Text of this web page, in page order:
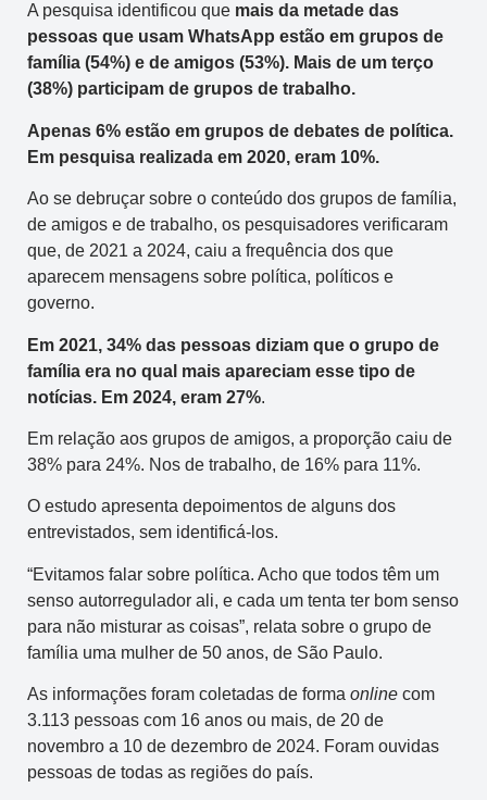
A pesquisa identificou que mais da metade das
pessoas que usam WhatsApp estão em grupos de
família (54%) e de amigos (53%). Mais de um terço
(38%) participam de grupos de trabalho.
Apenas 6% estão em grupos de debates de política.
Em pesquisa realizada em 2020, eram 10%.
Ao se debruçar sobre o conteúdo dos grupos de família,
de amigos e de trabalho, os pesquisadores verificaram
que, de 2021 a 2024, caiu a frequência dos que
aparecem mensagens sobre política, políticos e
governo.
Em 2021, 34% das pessoas diziam que o grupo de
família era no qual mais apareciam esse tipo de
notícias. Em 2024, eram 27%.
Em relação aos grupos de amigos, a proporção caiu de
38% para 24%. Nos de trabalho, de 16% para 11%.
O estudo apresenta depoimentos de alguns dos
entrevistados, sem identificá-los.
“Evitamos falar sobre política. Acho que todos têm um
senso autorregulador ali, e cada um tenta ter bom senso
para não misturar as coisas”, relata sobre o grupo de
família uma mulher de 50 anos, de São Paulo.
As informações foram coletadas de forma online com
3.113 pessoas com 16 anos ou mais, de 20 de
novembro a 10 de dezembro de 2024. Foram ouvidas
pessoas de todas as regiões do país.